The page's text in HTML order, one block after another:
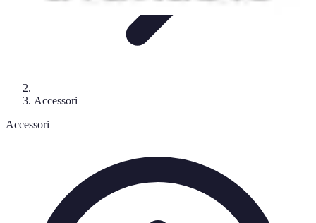
Accessori
Accessori